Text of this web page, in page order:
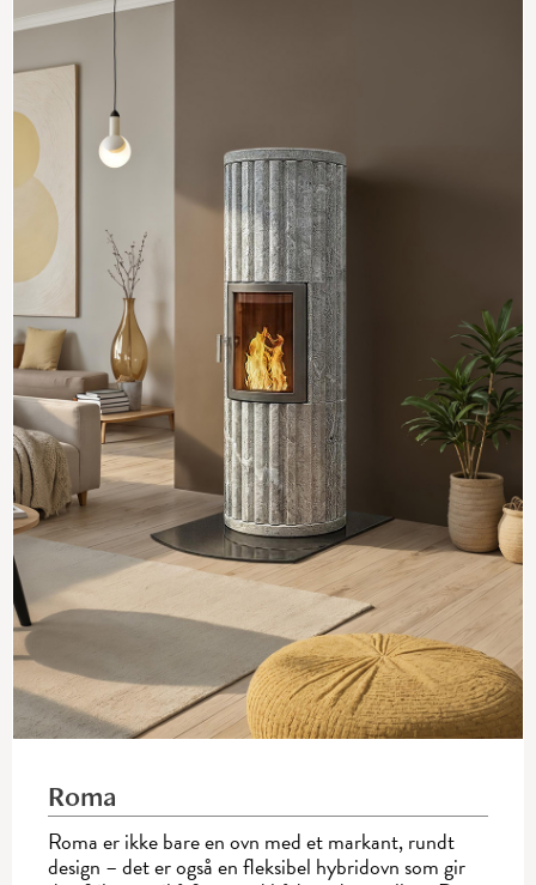
Roma
Roma er ikke bare en ovn med et markant, rundt
design – det er også en fleksibel hybridovn som gir